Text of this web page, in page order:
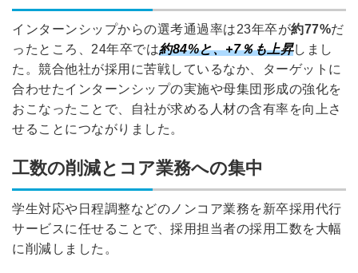
インターンシップからの選考通過率は23年卒が約77%だ
ったところ、24年卒では約84%と、+7％も上昇しまし
た。競合他社が採用に苦戦しているなか、ターゲットに
合わせたインターンシップの実施や母集団形成の強化を
おこなったことで、自社が求める人材の含有率を向上さ
せることにつながりました。
工数の削減とコア業務への集中
学生対応や日程調整などのノンコア業務を新卒採用代行
サービスに任せることで、採用担当者の採用工数を大幅
に削減しました。